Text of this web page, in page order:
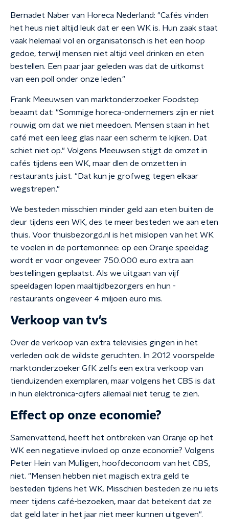
Bernadet Naber van Horeca Nederland: "Cafés vinden
het heus niet altijd leuk dat er een WK is. Hun zaak staat
vaak helemaal vol en organisatorisch is het een hoop
gedoe, terwijl mensen niet altijd veel drinken en eten
bestellen. Een paar jaar geleden was dat de uitkomst
van een poll onder onze leden."
Frank Meeuwsen van marktonderzoeker Foodstep
beaamt dat: "Sommige horeca-ondernemers zijn er niet
rouwig om dat we niet meedoen. Mensen staan in het
café met een leeg glas naar een scherm te kijken. Dat
schiet niet op." Volgens Meeuwsen stijgt de omzet in
cafés tijdens een WK, maar dlen de omzetten in
restaurants juist. "Dat kun je grofweg tegen elkaar
wegstrepen."
We besteden misschien minder geld aan eten buiten de
deur tijdens een WK, des te meer besteden we aan eten
thuis. Voor thuisbezorgd.nl is het mislopen van het WK
te voelen in de portemonnee: op een Oranje speeldag
wordt er voor ongeveer 750.000 euro extra aan
bestellingen geplaatst. Als we uitgaan van vijf
speeldagen lopen maaltijdbezorgers en hun -
restaurants ongeveer 4 miljoen euro mis.
Verkoop van tv's
Over de verkoop van extra televisies gingen in het
verleden ook de wildste geruchten. In 2012 voorspelde
marktonderzoeker GfK zelfs een extra verkoop van
tienduizenden exemplaren, maar volgens het CBS is dat
in hun elektronica-cijfers allemaal niet terug te zien.
Effect op onze economie?
Samenvattend, heeft het ontbreken van Oranje op het
WK een negatieve invloed op onze economie? Volgens
Peter Hein van Mulligen, hoofdeconoom van het CBS,
niet. "Mensen hebben niet magisch extra geld te
besteden tijdens het WK. Misschien besteden ze nu iets
meer tijdens café-bezoeken, maar dat betekent dat ze
dat geld later in het jaar niet meer kunnen uitgeven".